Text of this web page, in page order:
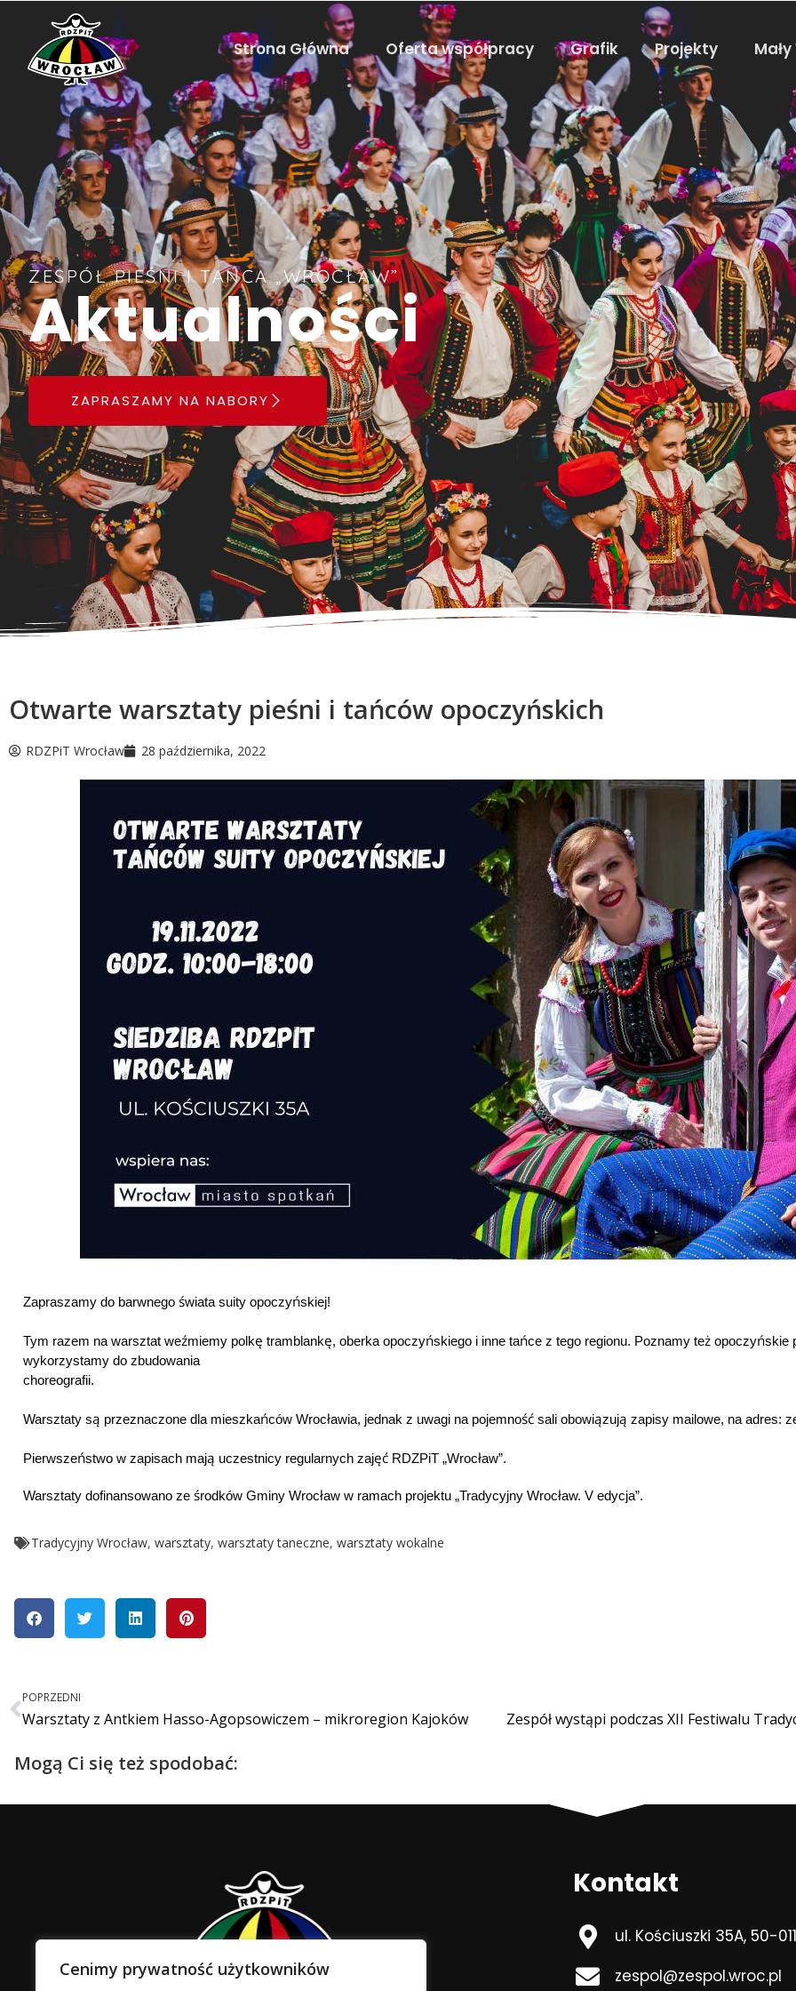
Cenimy prywatność użytkowników
Strona Główna Oferta współpracy Grafik Projekty
ZESPÓŁ PIEŚNI I TAŃCA „WROCŁAW”
Aktualności
ZAPRASZAMY NA NABORY
Otwarte warsztaty pieśni i tańców opoczyńskich
RDZPiT Wrocław 28 października, 2022
Zapraszamy do barwnego świata suity opoczyńskiej!
Tym razem na warsztat weźmiemy polkę tramblankę, oberka opoczyńskiego i inne tańce z tego regionu. Poznamy też opoczyńskie
wykorzystamy do zbudowania
choreografii.
Warsztaty są przeznaczone dla mieszkańców Wrocławia, jednak z uwagi na pojemność sali obowiązują zapisy mailowe, na adres:
Pierwszeństwo w zapisach mają uczestnicy regularnych zajęć RDZPiT „Wrocław”.
Warsztaty dofinansowano ze środków Gminy Wrocław w ramach projektu „Tradycyjny Wrocław. V edycja”.
Tradycyjny Wrocław, warsztaty, warsztaty taneczne, warsztaty wokalne
POPRZEDNI
Warsztaty z Antkiem Hasso-Agopsowiczem – mikroregion Kajoków
Mogą Ci się też spodobać:
Kontakt
ul. Kościuszki 35A, 50-
zespol@zespol.wroc.pl